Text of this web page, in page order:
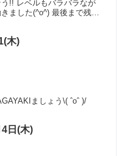
!! レベルもバラバラなが
ました(^o^) 最後まで残っ
木)
ましょう\( ˆoˆ )/
日(木)